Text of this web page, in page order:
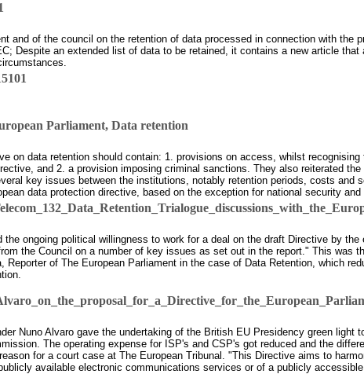
and of the council on the retention of data processed in connection with the
Despite an extended list of data to be retained, it contains a new article
Parliament, Data retention
on data retention should contain: 1. provisions on access, whilst
and 2. a provision imposing criminal sanctions. They also reiterated the
key issues between the institutions, notably retention periods, costs and
data protection directive, based on the exception for national security and
ongoing political willingness to work for a deal on the draft Directive by
the Council on a number of key issues as set out in the report." This was
Reporter of The European Parliament in the case of Data Retention, which
Nuno Alvaro gave the undertaking of the British EU Presidency green light
The operating expense for ISP's and CSP's got reduced and the
for a court case at The European Tribunal. "This Directive aims to
available electronic communications services or of a publicly